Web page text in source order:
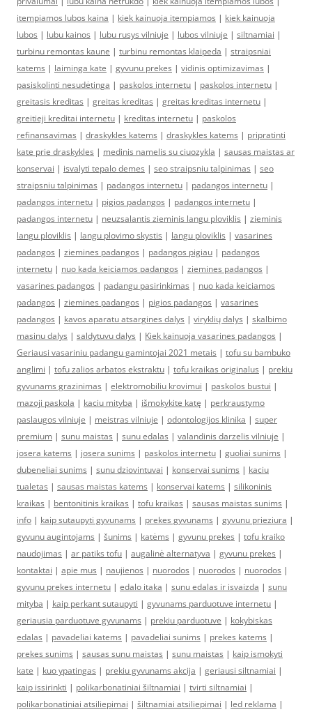
itempiamos lubos kaina | kiek kainuoja itempiamos | kiek kainuoja
lubos | lubu kainos | lubu rusys vilniuje | lubos vilniuje | siltnamiai |
turbinu remontas kaune | turbinu remontas klaipeda | straipsniai
katems | laiminga kate | gyvunu prekes | vidinis optimizavimas |
pasiskolinti nesudėtinga | paskolos internetu | paskolos internetu |
greitasis kreditas | greitas kreditas | greitas kreditas internetu |
greitieji kreditai internetu | kreditas internetu | paskolos
refinansavimas | draskykles katems | draskykles katems | pripratinti
kate prie draskykles | medinis namelis su ciuozykla | sausas maistas ar
konservai | isvalyti tepalo demes | seo straipsniu talpinimas | seo
straipsniu talpinimas | padangos internetu | padangos internetu |
padangos internetu | pigios padangos | padangos internetu |
padangos internetu | neuzsalantis zieminis langu ploviklis | zieminis
langu ploviklis | langu plovimo skystis | langu ploviklis | vasarines
padangos | ziemines padangos | padangos pigiau | padangos
internetu | nuo kada keiciamos padangos | ziemines padangos |
vasarines padangos | padangu pasirinkimas | nuo kada keiciamos
padangos | ziemines padangos | pigios padangos | vasarines
padangos | kavos aparatu atsargines dalys | viryklių dalys | skalbimo
masinu dalys | saldytuvu dalys | Kiek kainuoja vasarines padangos |
Geriausi vasariniu padangu gamintojai 2021 metais | tofu su bambuko
anglimi | tofu zalios arbatos ekstraktu | tofu kraikas originalus | prekiu
gyvunams grazinimas | elektromobiliu krovimui | paskolos bustui |
mazoji paskola | kaciu mityba | išmokykite katę | perkraustymo
paslaugos vilniuje | meistras vilniuje | odontologijos klinika | super
premium | sunu maistas | sunu edalas | valandinis darzelis vilniuje |
josera katems | josera sunims | paskolos internetu | guoliai sunims |
dubeneliai sunims | sunu dziovintuvai | konservai sunims | kaciu
tualetas | sausas maistas katems | konservai katems | silikoninis
kraikas | bentonitinis kraikas | tofu kraikas | sausas maistas sunims |
info | kaip sutaupyti gyvunams | prekes gyvunams | gyvunu prieziura |
gyvunu augintojams | šunims | katėms | gyvunu prekes | tofu kraiko
naudojimas | ar patiks tofu | augalinė alternatyva | gyvunu prekes |
kontaktai | apie mus | naujienos | nuorodos | nuorodos | nuorodos |
gyvunu prekes internetu | edalo itaka | sunu edalas ir isvaizda | sunu
mityba | kaip perkant sutaupyti | gyvunams parduotuve internetu |
geriausia parduotuve gyvunams | prekiu parduotuve | kokybiskas
edalas | pavadeliai katems | pavadeliai sunims | prekes katems |
prekes sunims | sausas sunu maistas | sunu maistas | kaip ismokyti
kate | kuo ypatingas | prekiu gyvunams akcija | geriausi siltnamiai |
kaip issirinkti | polikarbonatiniai šiltnamiai | tvirti siltnamiai |
polikarbonatiniai atsiliepimai | šiltnamiai atsiliepimai | led reklama |